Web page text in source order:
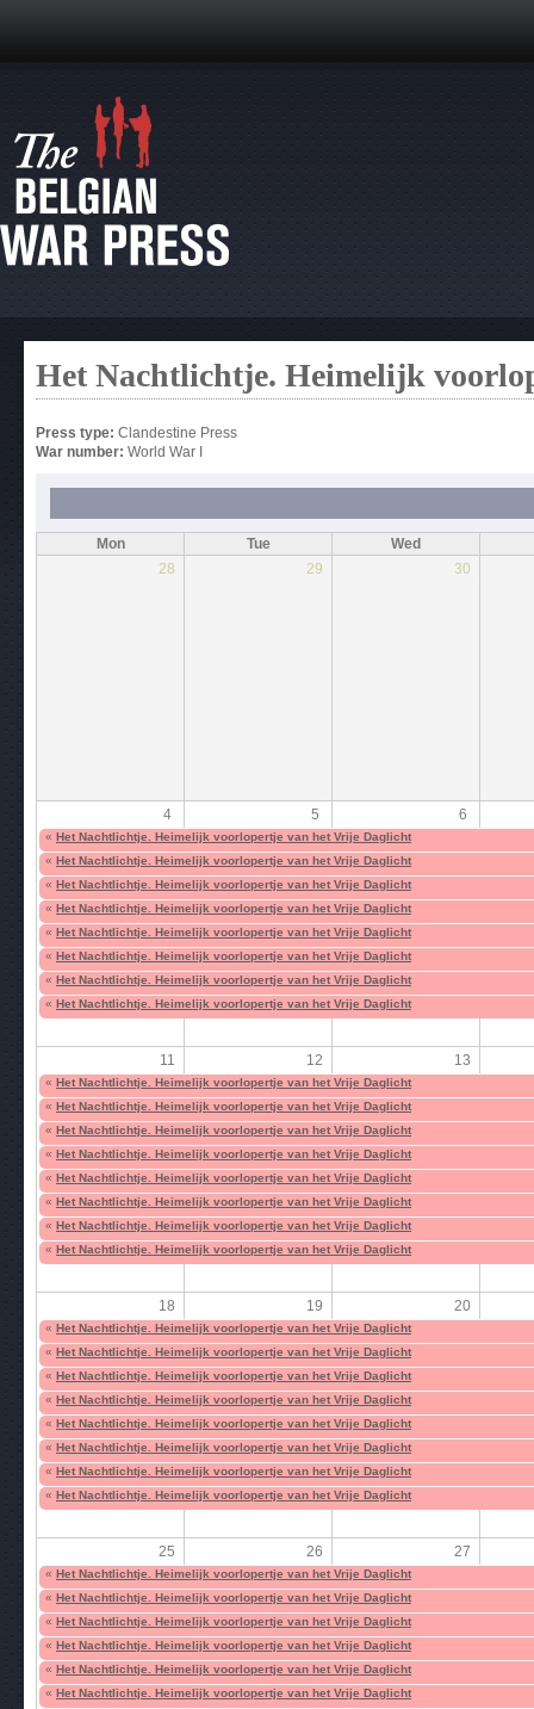
Het Nachtlichtje. Heimelijk
Press type: Clandestine Press
War number: World War I
Mon Tue
Wed
28
29 30
4 5 6
« Het Nachtlichtje. Heimelijk voorlopertje van het Vrije Daglicht
« Het Nachtlichtje. Heimelijk voorlopertje van het Vrije Daglicht
« Het Nachtlichtje. Heimelijk voorlopertje van het Vrije Daglicht
« Het Nachtlichtje. Heimelijk voorlopertje van het Vrije Daglicht
« Het Nachtlichtje. Heimelijk voorlopertje van het Vrije Daglicht
« Het Nachtlichtje. Heimelijk voorlopertje van het Vrije Daglicht
« Het Nachtlichtje. Heimelijk voorlopertje van het Vrije Daglicht
« Het Nachtlichtje. Heimelijk voorlopertje van het Vrije Daglicht
11 12 13
« Het Nachtlichtje. Heimelijk voorlopertje van het Vrije Daglicht
« Het Nachtlichtje. Heimelijk voorlopertje van het Vrije Daglicht
« Het Nachtlichtje. Heimelijk voorlopertje van het Vrije Daglicht
« Het Nachtlichtje. Heimelijk voorlopertje van het Vrije Daglicht
« Het Nachtlichtje. Heimelijk voorlopertje van het Vrije Daglicht
« Het Nachtlichtje. Heimelijk voorlopertje van het Vrije Daglicht
« Het Nachtlichtje. Heimelijk voorlopertje van het Vrije Daglicht
« Het Nachtlichtje. Heimelijk voorlopertje van het Vrije Daglicht
18 19 20
« Het Nachtlichtje. Heimelijk voorlopertje van het Vrije Daglicht
« Het Nachtlichtje. Heimelijk voorlopertje van het Vrije Daglicht
« Het Nachtlichtje. Heimelijk voorlopertje van het Vrije Daglicht
« Het Nachtlichtje. Heimelijk voorlopertje van het Vrije Daglicht
« Het Nachtlichtje. Heimelijk voorlopertje van het Vrije Daglicht
« Het Nachtlichtje. Heimelijk voorlopertje van het Vrije Daglicht
« Het Nachtlichtje. Heimelijk voorlopertje van het Vrije Daglicht
« Het Nachtlichtje. Heimelijk voorlopertje van het Vrije Daglicht
25 26 27
« Het Nachtlichtje. Heimelijk voorlopertje van het Vrije Daglicht
« Het Nachtlichtje. Heimelijk voorlopertje van het Vrije Daglicht
« Het Nachtlichtje. Heimelijk voorlopertje van het Vrije Daglicht
« Het Nachtlichtje. Heimelijk voorlopertje van het Vrije Daglicht
« Het Nachtlichtje. Heimelijk voorlopertje van het Vrije Daglicht
« Het Nachtlichtje. Heimelijk voorlopertje van het Vrije Daglicht